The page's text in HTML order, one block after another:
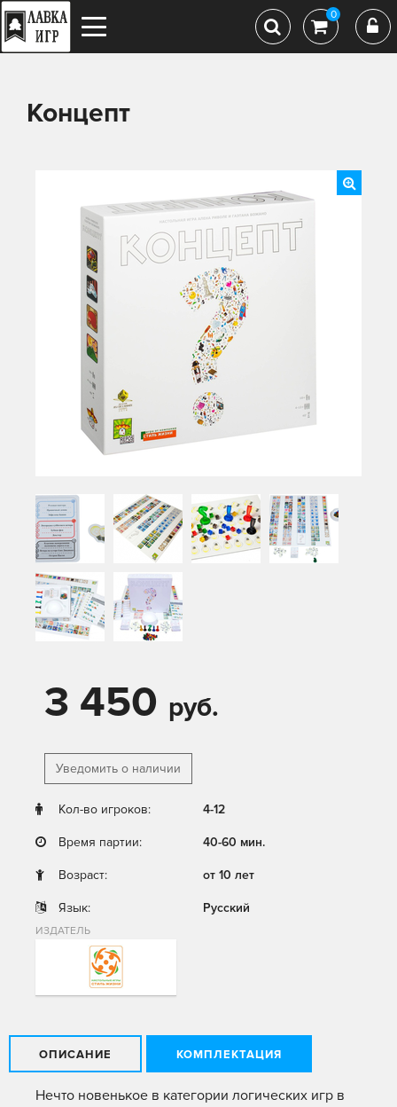
0
Концепт
3 450 руб.
Уведомить о наличии
Кол-во игроков: 4-12
Время партии: 40-60 мин.
Возраст: от 10 лет
Язык: Русский
ИЗДАТЕЛЬ
ОПИСАНИЕ КОМПЛЕКТАЦИЯ
Нечто новенькое в категории логических игр в